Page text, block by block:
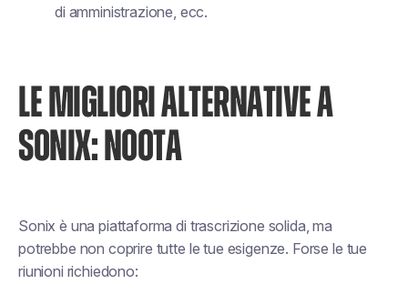
di amministrazione, ecc.
LE MIGLIORI ALTERNATIVE A
SONIX: NOOTA
Sonix è una piattaforma di trascrizione solida, ma
potrebbe non coprire tutte le tue esigenze. Forse le tue
riunioni richiedono: